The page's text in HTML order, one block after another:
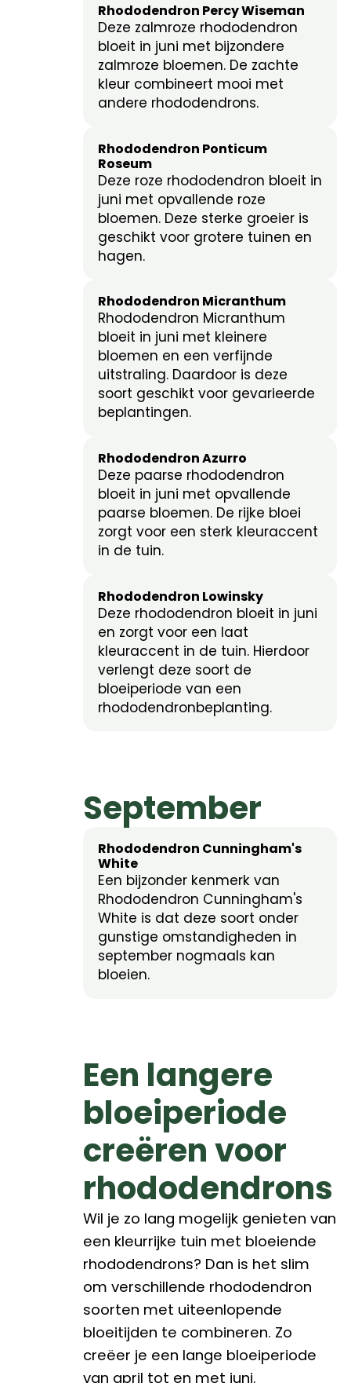
Rhododendron Percy Wiseman
Deze zalmroze rhododendron
bloeit in juni met bijzondere
zalmroze bloemen. De zachte
kleur combineert mooi met
andere rhododendrons.
Rhododendron Ponticum
Roseum
Deze roze rhododendron bloeit in
juni met opvallende roze
bloemen. Deze sterke groeier is
geschikt voor grotere tuinen en
hagen.
Rhododendron Micranthum
Rhododendron Micranthum
bloeit in juni met kleinere
bloemen en een verfijnde
uitstraling. Daardoor is deze
soort geschikt voor gevarieerde
beplantingen.
Rhododendron Azurro
Deze paarse rhododendron
bloeit in juni met opvallende
paarse bloemen. De rijke bloei
zorgt voor een sterk kleuraccent
in de tuin.
Rhododendron Lowinsky
Deze rhododendron bloeit in juni
en zorgt voor een laat
kleuraccent in de tuin. Hierdoor
verlengt deze soort de
bloeiperiode van een
rhododendronbeplanting.
September
Rhododendron Cunningham's
White
Een bijzonder kenmerk van
Rhododendron Cunningham's
White is dat deze soort onder
gunstige omstandigheden in
september nogmaals kan
bloeien.
Een langere
bloeiperiode
creëren voor
rhododendrons
Wil je zo lang mogelijk genieten van
een kleurrijke tuin met bloeiende
rhododendrons? Dan is het slim
om verschillende rhododendron
soorten met uiteenlopende
bloeitijden te combineren. Zo
creëer je een lange bloeiperiode
van april tot en met juni.